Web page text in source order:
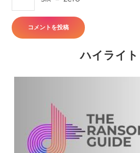
ハイライト